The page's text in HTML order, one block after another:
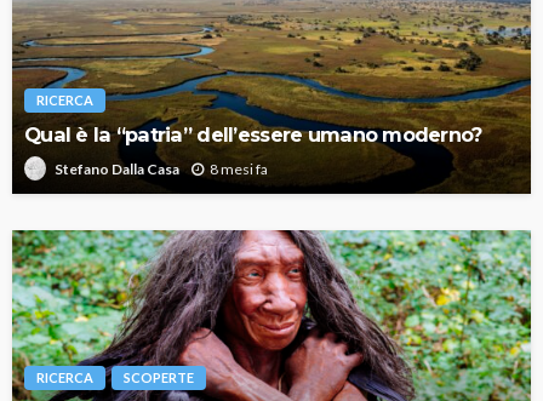
RICERCA
Qual è la “patria” dell’essere umano moderno?
Stefano Dalla Casa 8 mesi fa
RICERCA SCOPERTE